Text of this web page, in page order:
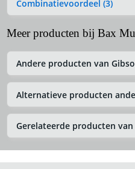
Combinatievoordeel (3)
Meer producten bij Bax
Andere producten van
Alternatieve producten
Gerelateerde producten van